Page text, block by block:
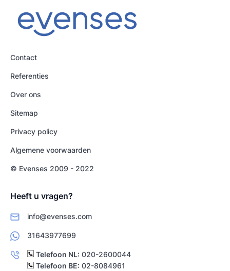
Contact
Referenties
Over ons
Sitemap
Privacy policy
Algemene voorwaarden
© Evenses 2009 - 2022
Heeft u vragen?
info@evenses.com
31643977699
Telefoon NL: 020-2600044
Telefoon BE: 02-8084961